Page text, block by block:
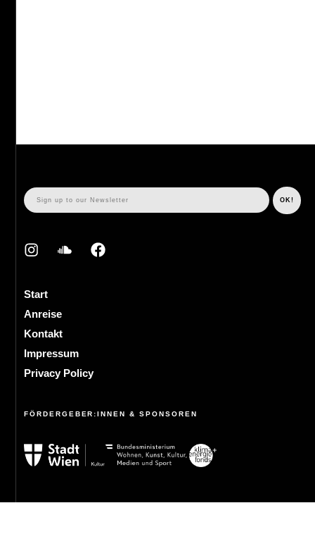
Start
Anreise
Kontakt
Impressum
Privacy Policy
FÖRDERGEBER:INNEN & SPONSOREN